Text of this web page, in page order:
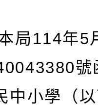
114年5
號
中小學（